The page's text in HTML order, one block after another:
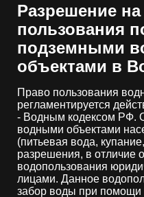
Разрешение
пользования
подземными
объектами в
Право пользования
регламентируется
- Водным кодексом РФ.
водными объектами
(питьевая вода,
разрешения, в отличие
водопользования
лицами. Данное
забор воды при помощи